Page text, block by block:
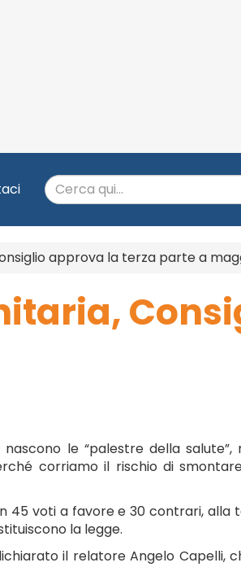
approva la terza parte a
le “palestre della
corriamo il rischio di
45 voti a favore e 30 contrari,
la legge.
il relatore Angelo Capelli,